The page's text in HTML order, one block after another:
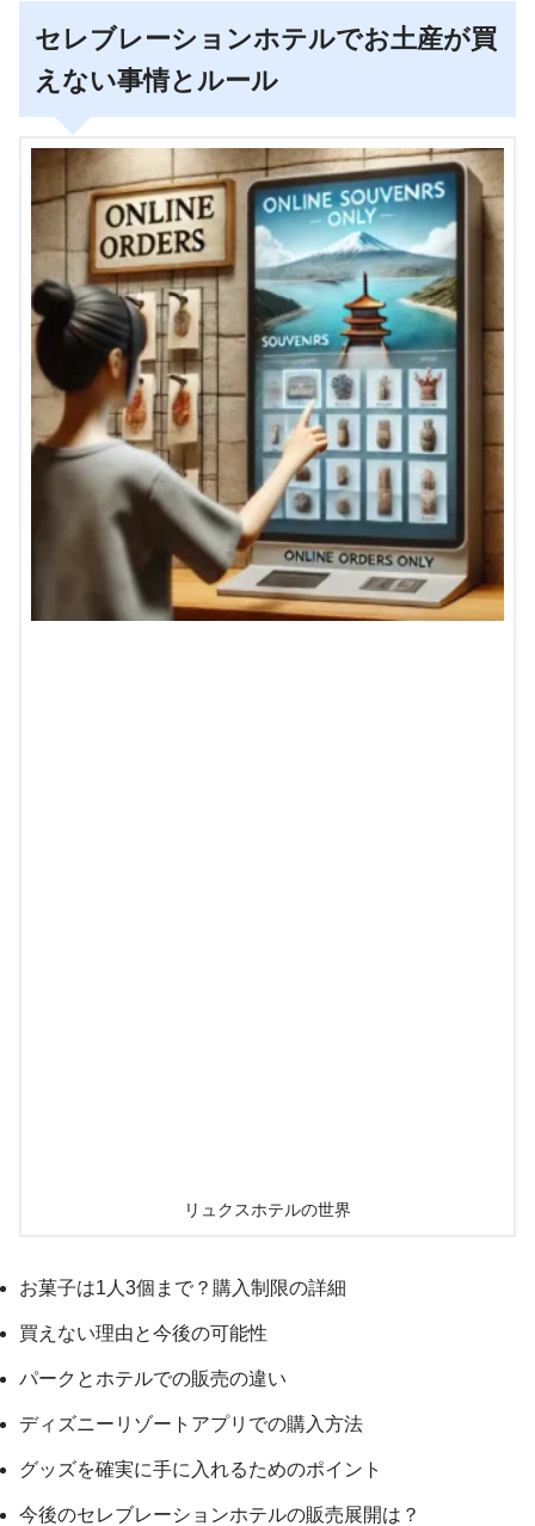
セレブレーションホテルでお土産が買
えない事情とルール
リュクスホテルの世界
お菓子は1人3個まで？購入制限の詳細
買えない理由と今後の可能性
パークとホテルでの販売の違い
ディズニーリゾートアプリでの購入方法
グッズを確実に手に入れるためのポイント
今後のセレブレーションホテルの販売展開は？